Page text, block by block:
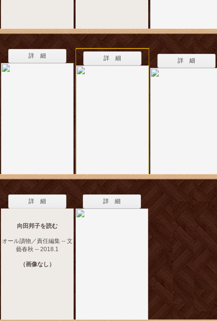
詳 細 詳 細 詳 細
詳 細
向田邦子を読む
オール讀物／責任編集 -- 文
藝春秋 -- 2018.1
（画像なし）
詳 細